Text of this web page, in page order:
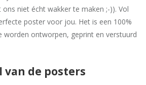
niet écht wakker te maken ;-)). Vol
poster voor jou. Het is een 100%
worden ontworpen, geprint en verstuurd
de posters